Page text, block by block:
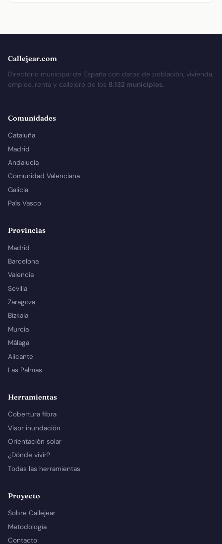
Callejear.com
Directorio municipal de España con datos de población, vivienda,
empleo, renta y callejero de los 8.132 municipios.
Comunidades
Cataluña
Madrid
Andalucía
Comunidad Valenciana
Galicia
País Vasco
Provincias
Madrid
Barcelona
Valencia
Sevilla
Zaragoza
Bizkaia
Murcia
Málaga
Alicante
Las Palmas
Herramientas
Cobertura fibra
Visor inundación
Orientación solar
¿Dónde vivir?
Todas las herramientas
Proyecto
Sobre Callejear
Metodología
Contacto